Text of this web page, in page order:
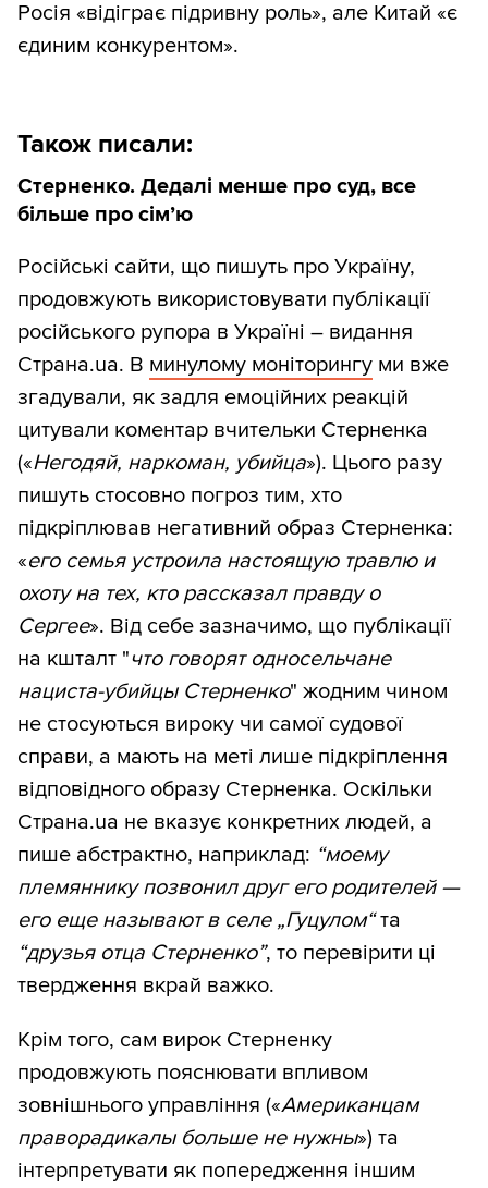
Росія «відіграє підривну роль», але Китай «є
єдиним конкурентом».
Також писали:
Стерненко. Дедалі менше про суд, все
більше про сім’ю
Російські сайти, що пишуть про Україну,
продовжують використовувати публікації
російського рупора в Україні – видання
Страна.ua. В минулому моніторингу ми вже
згадували, як задля емоційних реакцій
цитували коментар вчительки Стерненка
(«Негодяй, наркоман, убийца»). Цього разу
пишуть стосовно погроз тим, хто
підкріплював негативний образ Стерненка:
«его семья устроила настоящую травлю и
охоту на тех, кто рассказал правду о
Сергее». Від себе зазначимо, що публікації
на кшталт "что говорят односельчане
нациста-убийцы Стерненко" жодним чином
не стосуються вироку чи самої судової
справи, а мають на меті лише підкріплення
відповідного образу Стерненка. Оскільки
Страна.ua не вказує конкретних людей, а
пише абстрактно, наприклад: “моему
племяннику позвонил друг его родителей —
его еще называют в селе „Гуцулом“та
“друзья отца Стерненко”, то перевірити ці
твердження вкрай важко.
Крім того, сам вирок Стерненку
продовжують пояснювати впливом
зовнішнього управління («Американцам
праворадикалы больше не нужны») та
інтерпретувати як попередження іншим